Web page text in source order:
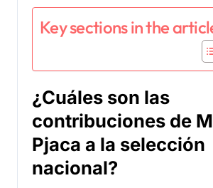
Key sections in the
¿Cuáles son las
contribuciones de
Pjaca a la selección
nacional?